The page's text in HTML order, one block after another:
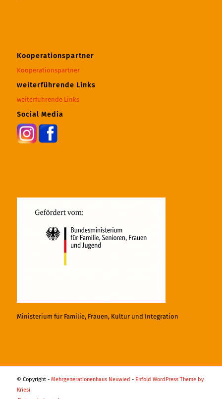
Kooperationspartner
Kooperationspartner
weiterführende Links
weiterführende Links
Social Media
Ministerium für Familie, Frauen, Kultur und Integration
© Copyright - Mehrgenerationenhaus Neuwied - Enfold WordPress Theme by
Kriesi